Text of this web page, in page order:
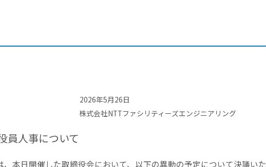
2026年5月26日
株式会社NTTファシリティーズエンジニアリング
員人事について
本日開催した取締役会において、以下の異動の予定について決議いた